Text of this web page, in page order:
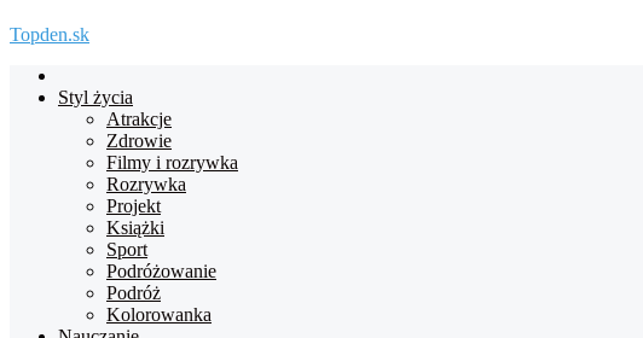
Topden.sk
główna
Styl życia
Atrakcje
Zdrowie
Filmy i rozrywka
Rozrywka
Projekt
Książki
Sport
Podróżowanie
Podróż
Kolorowanka